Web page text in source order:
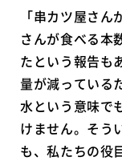
「串カツ屋さ
さんが食べる本
たという報告も
量が減っている
水という意味で
けません。そう
も、私たちの役